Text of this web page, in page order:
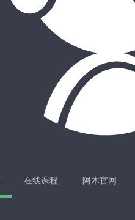
在线课程 阿木官网